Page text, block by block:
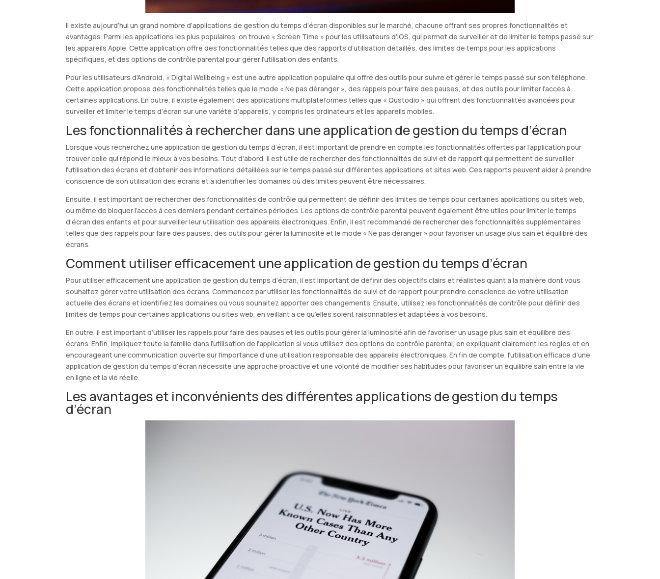
Il existe aujourd’hui un grand nombre d’applications de gestion du temps d’écran disponibles sur le marché, chacune offrant ses propres fonctionnalités et
avantages. Parmi les applications les plus populaires, on trouve « Screen Time » pour les utilisateurs d’iOS, qui permet de surveiller et de limiter le temps passé sur
les appareils Apple. Cette application offre des fonctionnalités telles que des rapports d’utilisation détaillés, des limites de temps pour les applications
spécifiques, et des options de contrôle parental pour gérer l’utilisation des enfants.
Pour les utilisateurs d’Android, « Digital Wellbeing » est une autre application populaire qui offre des outils pour suivre et gérer le temps passé sur son téléphone.
Cette application propose des fonctionnalités telles que le mode « Ne pas déranger », des rappels pour faire des pauses, et des outils pour limiter l’accès à
certaines applications. En outre, il existe également des applications multiplateformes telles que « Qustodio » qui offrent des fonctionnalités avancées pour
surveiller et limiter le temps d’écran sur une variété d’appareils, y compris les ordinateurs et les appareils mobiles.
Les fonctionnalités à rechercher dans une application de gestion du temps d’écran
Lorsque vous recherchez une application de gestion du temps d’écran, il est important de prendre en compte les fonctionnalités offertes par l’application pour
trouver celle qui répond le mieux à vos besoins. Tout d’abord, il est utile de rechercher des fonctionnalités de suivi et de rapport qui permettent de surveiller
l’utilisation des écrans et d’obtenir des informations détaillées sur le temps passé sur différentes applications et sites web. Ces rapports peuvent aider à prendre
conscience de son utilisation des écrans et à identifier les domaines où des limites peuvent être nécessaires.
Ensuite, il est important de rechercher des fonctionnalités de contrôle qui permettent de définir des limites de temps pour certaines applications ou sites web,
ou même de bloquer l’accès à ces derniers pendant certaines périodes. Les options de contrôle parental peuvent également être utiles pour limiter le temps
d’écran des enfants et pour surveiller leur utilisation des appareils électroniques. Enfin, il est recommandé de rechercher des fonctionnalités supplémentaires
telles que des rappels pour faire des pauses, des outils pour gérer la luminosité et le mode « Ne pas déranger » pour favoriser un usage plus sain et équilibré des
écrans.
Comment utiliser efficacement une application de gestion du temps d’écran
Pour utiliser efficacement une application de gestion du temps d’écran, il est important de définir des objectifs clairs et réalistes quant à la manière dont vous
souhaitez gérer votre utilisation des écrans. Commencez par utiliser les fonctionnalités de suivi et de rapport pour prendre conscience de votre utilisation
actuelle des écrans et identifiez les domaines où vous souhaitez apporter des changements. Ensuite, utilisez les fonctionnalités de contrôle pour définir des
limites de temps pour certaines applications ou sites web, en veillant à ce qu’elles soient raisonnables et adaptées à vos besoins.
En outre, il est important d’utiliser les rappels pour faire des pauses et les outils pour gérer la luminosité afin de favoriser un usage plus sain et équilibré des
écrans. Enfin, impliquez toute la famille dans l’utilisation de l’application si vous utilisez des options de contrôle parental, en expliquant clairement les règles et en
encourageant une communication ouverte sur l’importance d’une utilisation responsable des appareils électroniques. En fin de compte, l’utilisation efficace d’une
application de gestion du temps d’écran nécessite une approche proactive et une volonté de modifier ses habitudes pour favoriser un équilibre sain entre la vie
en ligne et la vie réelle.
Les avantages et inconvénients des différentes applications de gestion du temps
d’écran